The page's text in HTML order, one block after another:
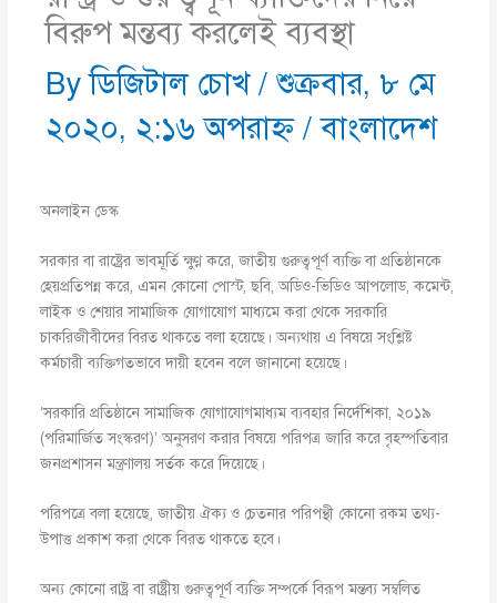
বিরুপ মন্তব্য করলেই ব্যবস্থা
Byডিজিটাল চোখ/শুক্রবার, ৮ মে
২০২০, ২:১৬ অপরাহ্ণ/বাংলাদেশ
অনলাইন ডেস্ক
সরকার বা রাষ্ট্রের ভাবমূর্তি ক্ষুণ্ণ করে, জাতীয় গুরুত্বপূর্ণ ব্যক্তি বা প্রতিষ্ঠানকে
হেয়প্রতিপন্ন করে, এমন কোনো পোস্ট, ছবি, অডিও-ভিডিও আপলোড, কমেন্ট,
লাইক ও শেয়ার সামাজিক যোগাযোগ মাধ্যমে করা থেকে সরকারি
চাকরিজীবীদের বিরত থাকতে বলা হয়েছে। অন্যথায় এ বিষয়ে সংশ্লিষ্ট
কর্মচারী ব্যক্তিগতভাবে দায়ী হবেন বলে জানানো হয়েছে।
‘সরকারি প্রতিষ্ঠানে সামাজিক যোগাযোগমাধ্যম ব্যবহার নির্দেশিকা, ২০১৯
(পরিমার্জিত সংস্করণ)’ অনুসরণ করার বিষয়ে পরিপত্র জারি করে বৃহস্পতিবার
জনপ্রশাসন মন্ত্রণালয় সর্তক করে দিয়েছে।
পরিপত্রে বলা হয়েছে, জাতীয় ঐক্য ও চেতনার পরিপন্থী কোনো রকম তথ্য-
উপাত্ত প্রকাশ করা থেকে বিরত থাকতে হবে।
অন্য কোনো রাষ্ট্র বা রাষ্ট্রীয় গুরুত্বপূর্ণ ব্যক্তি সম্পর্কে বিরূপ মন্তব্য সম্বলিত